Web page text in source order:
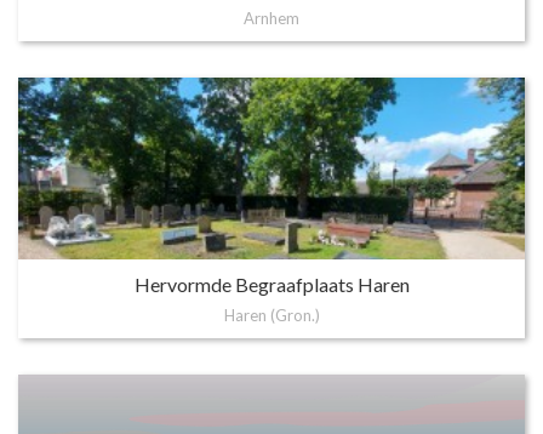
Arnhem
Hervormde Begraafplaats Haren
Haren (Gron.)